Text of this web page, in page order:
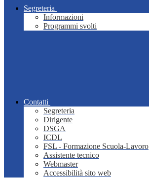
Segreteria
Informazioni
Programmi svolti
Contatti
Segreteria
Dirigente
DSGA
ICDL
FSL - Formazione Scuola-Lavoro
Assistente tecnico
Webmaster
Accessibilità sito web